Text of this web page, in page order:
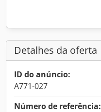
Detalhes da oferta
ID do anúncio:
A771-027
Número de referência: